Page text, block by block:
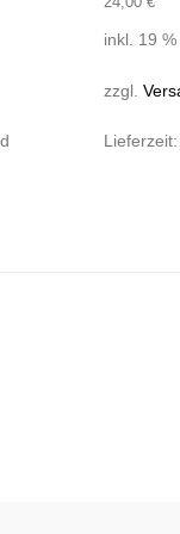
inkl. 19
zzgl.
Lieferzeit: